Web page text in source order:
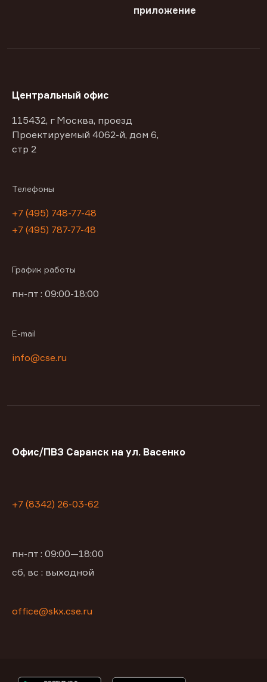
приложение
Центральный офис
115432, г Москва, проезд
Проектируемый 4062-й, дом 6,
стр 2
Телефоны
+7 (495) 748-77-48
+7 (495) 787-77-48
График работы
пн-пт : 09:00-18:00
E-mail
info@cse.ru
Офис/ПВЗ Саранск на ул. Васенко
+7 (8342) 26-03-62
пн-пт : 09:00—18:00
сб, вс : выходной
office@skx.cse.ru